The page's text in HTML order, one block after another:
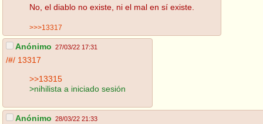
No, el diablo no existe, ni el mal en sí existe.
>>>13317
Anónimo 27/03/22 17:31
/#/ 13317
>>13315
>nihilista a iniciado sesión
Anónimo 28/03/22 21:33